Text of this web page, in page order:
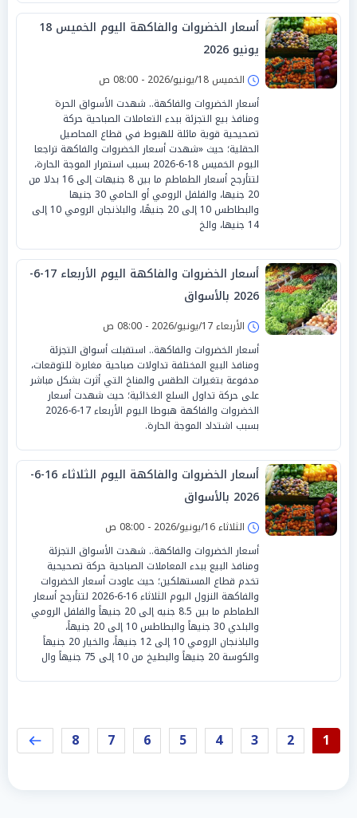
أسعار الخضروات والفاكهة اليوم الخميس 18
يونيو 2026
الخميس 18/يونيو/2026 - 08:00 ص
أسعار الخضروات والفاكهة.. شهدت الأسواق الحرة
ومنافذ بيع التجزئة ببدء التعاملات الصباحية حركة
تصحيحية قوية مائلة للهبوط في قطاع المحاصيل
الحقلية؛ حيث «شهدت أسعار الخضروات والفاكهة تراجعا
اليوم الخميس 18-6-2026 بسبب استمرار الموجة الحارة،
لتتأرجح أسعار الطماطم ما بين 8 جنيهات إلى 16 بدلا من
20 جنيها، والفلفل الرومي أو الحامي 30 جنيها
والبطاطس 10 إلى 20 جنيهًا، والباذنجان الرومي 10 إلى
14 جنيها، والخ
أسعار الخضروات والفاكهة اليوم الأربعاء 17-6-
2026 بالأسواق
الأربعاء 17/يونيو/2026 - 08:00 ص
أسعار الخضروات والفاكهة.. استقبلت أسواق التجزئة
ومنافذ البيع المختلفة تداولات صباحية مغايرة للتوقعات،
مدفوعة بتغيرات الطقس والمناخ التي أثرت بشكل مباشر
على حركة تداول السلع الغذائية؛ حيث شهدت أسعار
الخضروات والفاكهة هبوطا اليوم الأربعاء 17-6-2026
بسبب اشتداد الموجة الحارة.
أسعار الخضروات والفاكهة اليوم الثلاثاء 16-6-
2026 بالأسواق
الثلاثاء 16/يونيو/2026 - 08:00 ص
أسعار الخضروات والفاكهة.. شهدت الأسواق التجزئة
ومنافذ البيع ببدء المعاملات الصباحية حركة تصحيحية
تخدم قطاع المستهلكين؛ حيث عاودت أسعار الخضروات
والفاكهة النزول اليوم الثلاثاء 16-6-2026 لتتأرجح أسعار
الطماطم ما بين 8.5 جنيه إلى 20 جنيهاً والفلفل الرومي
والبلدي 30 جنيهاً والبطاطس 10 إلى 20 جنيهاً،
والباذنجان الرومي 10 إلى 12 جنيهاً، والخيار 20 جنيهاً
والكوسة 20 جنيهاً والبطيخ من 10 إلى 75 جنيهاً وال
1
2
3
4
5
6
7
8